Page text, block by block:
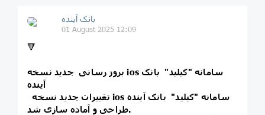
بانک آینده
01 August 2025 12:09
🔻
بروز رسانی جدید نسخه ios سامانه "کیلید" بانک
آینده
تغییرات جدید نسخه ios سامانه "کیلید" بانک آینده
طراحی و آماده سازی شد.